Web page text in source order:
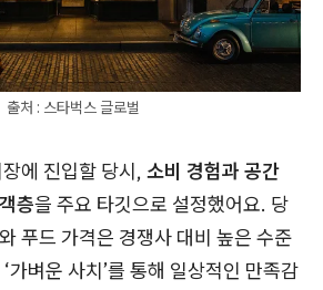
출처 : 스타벅스 글로벌
에 진입할 당시, 소비 경험과 공간
층을 주요 타깃으로 설정했어요. 당
푸드 가격은 경쟁사 대비 높은 수준
가벼운 사치’를 통해 일상적인 만족감